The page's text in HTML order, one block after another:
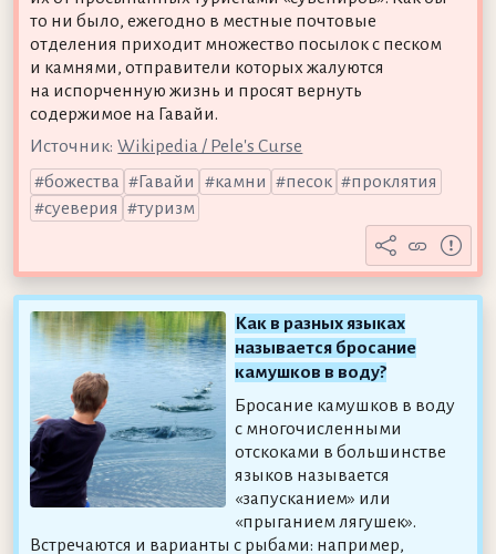
то ни было, ежегодно в местные почтовые
отделения приходит множество посылок с песком
и камнями, отправители которых жалуются
на испорченную жизнь и просят вернуть
содержимое на Гавайи.
Источник: Wikipedia / Pele's Curse
божества
Гавайи камни песок
проклятия
суеверия
туризм
Как в разных языках
называется бросание
камушков в воду?
Бросание камушков в воду
с многочисленными
отскоками в большинстве
языков называется
«запусканием» или
«прыганием лягушек».
Встречаются и варианты с рыбами: например,